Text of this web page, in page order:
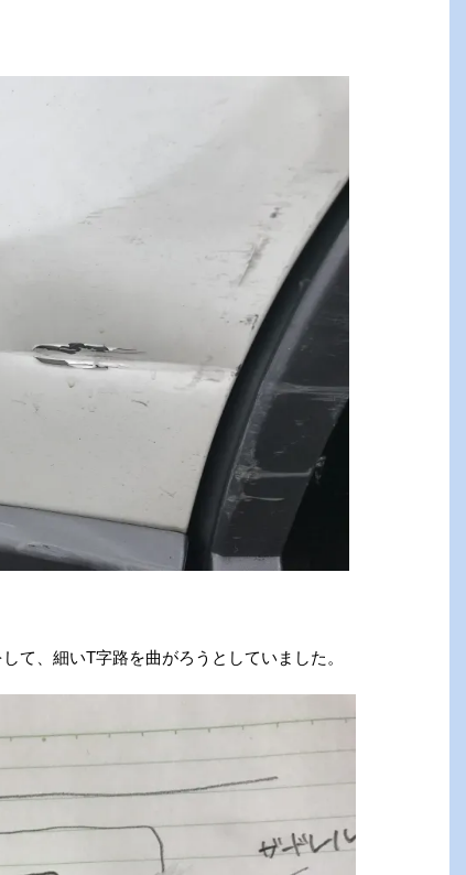
て、細いT字路を曲がろうとしていました。